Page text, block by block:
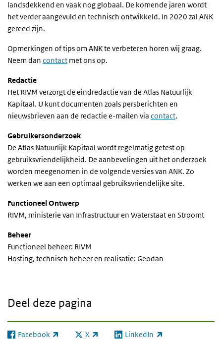
landsdekkend en vaak nog globaal. De komende jaren wordt
het verder aangevuld en technisch ontwikkeld. In 2020 zal ANK
gereed zijn.
Opmerkingen of tips om ANK te verbeteren horen wij graag.
Neem dan contact met ons op.
Redactie
Het RIVM verzorgt de eindredactie van de Atlas Natuurlijk
Kapitaal. U kunt documenten zoals persberichten en
nieuwsbrieven aan de redactie e-mailen via contact.
Gebruikersonderzoek
De Atlas Natuurlijk Kapitaal wordt regelmatig getest op
gebruiksvriendelijkheid. De aanbevelingen uit het onderzoek
worden meegenomen in de volgende versies van ANK. Zo
werken we aan een optimaal gebruiksvriendelijke site.
Functioneel Ontwerp
RIVM, ministerie van Infrastructuur en Waterstaat en Stroomt
Beheer
Functioneel beheer: RIVM
Hosting, technisch beheer en realisatie: Geodan
Deel deze pagina
Facebook
(externe link) X
(externe link) LinkedIn
(externe link)